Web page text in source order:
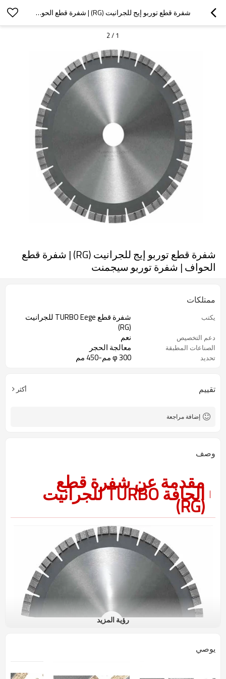
شفرة قطع توربو إيج للجرانيت (RG) | شفرة قطع الحواف | شفرة توربو سيجمنت
1
/
2
شفرة قطع توربو إيج للجرانيت (RG) | شفرة قطع
الحواف | شفرة توربو سيجمنت
ممتلكات
يكتب
شفرة قطع TURBO Eege للجرانيت
(RG)
دعم التخصيص نعم
الصناعات المطبقة معالجة الحجر
تحديد φ 300 مم-450 مم
تقييم أكثر
إضافة مراجعة
وصف
مقدمة عن شفرة قطع
الحافة TURBO للجرانيت (RG)
رؤية المزيد
يوصي